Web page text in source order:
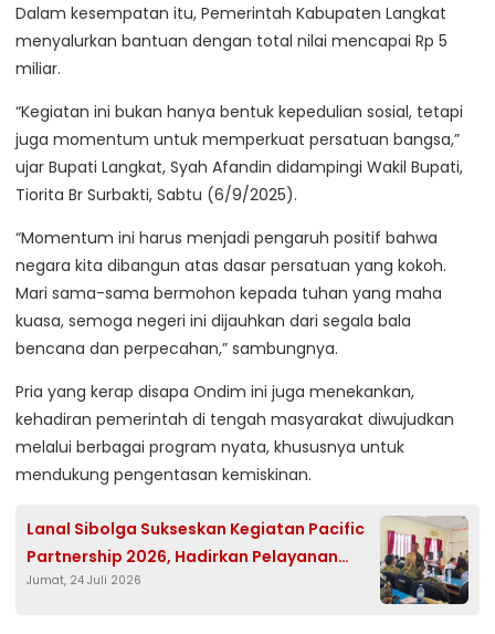
Dalam kesempatan itu, Pemerintah Kabupaten Langkat
menyalurkan bantuan dengan total nilai mencapai Rp 5
miliar.
“Kegiatan ini bukan hanya bentuk kepedulian sosial, tetapi
juga momentum untuk memperkuat persatuan bangsa,”
ujar Bupati Langkat, Syah Afandin didampingi Wakil Bupati,
Tiorita Br Surbakti, Sabtu (6/9/2025).
“Momentum ini harus menjadi pengaruh positif bahwa
negara kita dibangun atas dasar persatuan yang kokoh.
Mari sama-sama bermohon kepada tuhan yang maha
kuasa, semoga negeri ini dijauhkan dari segala bala
bencana dan perpecahan,” sambungnya.
Pria yang kerap disapa Ondim ini juga menekankan,
kehadiran pemerintah di tengah masyarakat diwujudkan
melalui berbagai program nyata, khususnya untuk
mendukung pengentasan kemiskinan.
Lanal Sibolga Sukseskan Kegiatan Pacific
Partnership 2026, Hadirkan Pelayanan
Kesehatan
Jumat, 24 Juli 2026